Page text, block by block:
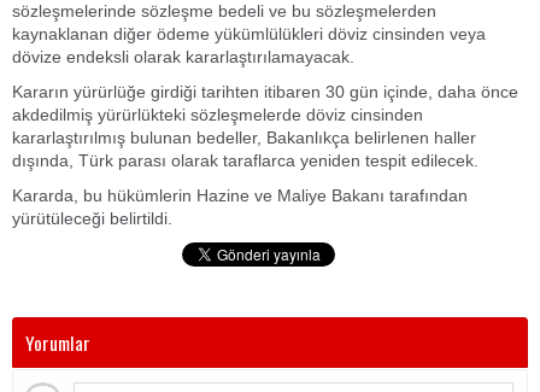
sözleşmelerinde sözleşme bedeli ve bu sözleşmelerden
kaynaklanan diğer ödeme yükümlülükleri döviz cinsinden veya
dövize endeksli olarak kararlaştırılamayacak.
Kararın yürürlüğe girdiği tarihten itibaren 30 gün içinde, daha önce
akdedilmiş yürürlükteki sözleşmelerde döviz cinsinden
kararlaştırılmış bulunan bedeller, Bakanlıkça belirlenen haller
dışında, Türk parası olarak taraflarca yeniden tespit edilecek.
Kararda, bu hükümlerin Hazine ve Maliye Bakanı tarafından
yürütüleceği belirtildi.
Yorumlar